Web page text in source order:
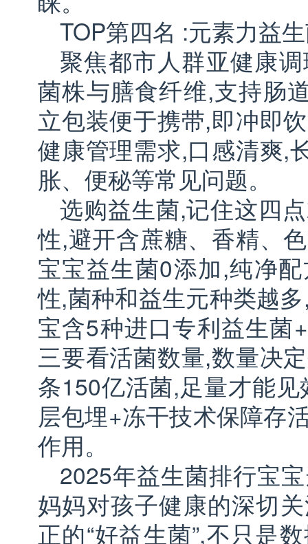
TOP第四名 :元素力益
聚焦都市人群亚健康
菌株与膳食纤维,支持肠
立包装便于携带,即冲即
健康管理需求,口感清爽,
胀、便秘等常见问题。
选购益生菌,记住这四
性,避开含蔗糖、香精、
宝宝益生菌0添加,纯净
性,菌种和益生元种类越
宝含5种进口专利益生菌
三要看活菌数量,数量决
条150亿活菌,足量才能
层包埋+冻干技术保障存
作用。
2025年益生菌排行宝
妈妈对孩子健康的深切
正的“好益生菌”,不只是